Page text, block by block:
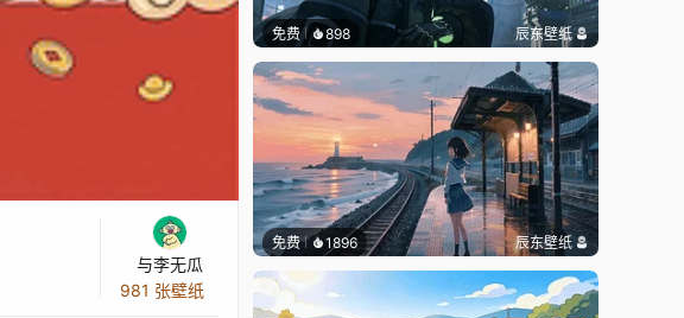
与李无瓜
981 张壁纸
免费 898 辰东壁纸
免费 1896 辰东壁纸